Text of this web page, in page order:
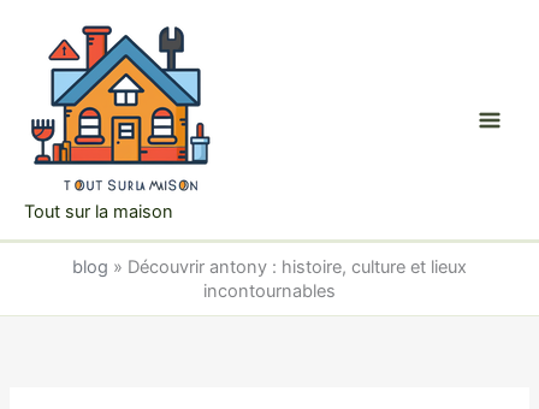
contenu
Tout sur la maison
blog » Découvrir antony : histoire, culture et lieux
incontournables